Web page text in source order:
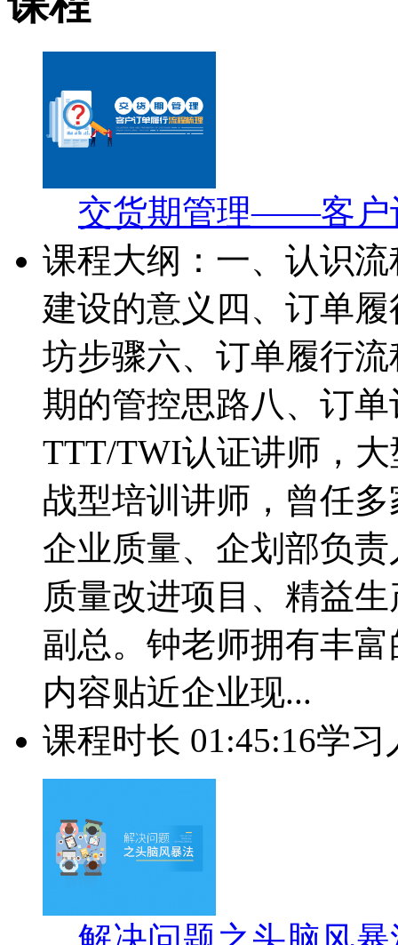
交货期管理——客户
课程大纲：一、认识
建设的意义四、订单
坊步骤六、订单履行
期的管控思路八、订
TTT/TWI认证讲师，
战型培训讲师，曾任
企业质量、企划部负
质量改进项目、精益
副总。钟老师拥有丰
内容贴近企业现...
课程时长 01:45:16学